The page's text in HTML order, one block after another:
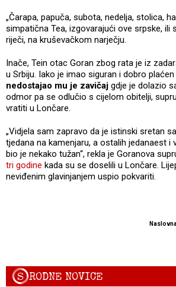
„Čarapa, papuča, subota, nedelja, stolica,
simpatična Tea, izgovarajući ove srpske, ili
riječi, na kruševačkom narječju.
Inače, Tein otac Goran zbog rata je iz
u Srbiju. Iako je imao siguran i dobro
nedostajao mu je zavičaj gdje je dolazio
odmor pa se odlučio s cijelom obitelji,
vratiti u Lončare.
„Vidjela sam zapravo da je istinski sretan
tjedana na kamenjaru, a ostalih jedanaest i
bio je nekako tužan“, rekla je Goranova
tri godine kada su se doselili u Lončare.
neviđenim glavinjanjem uspio pokvariti.
SRODNE NOVICE